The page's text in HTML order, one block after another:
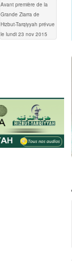
Avant première de la
Grande Ziarra de
Hizbut-Tarqiyyah prévue
le lundi 23 nov 2015